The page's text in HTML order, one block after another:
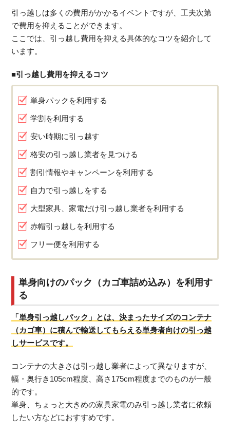
引っ越しは多くの費用がかかるイベントですが、工夫次第
で費用を抑えることができます。
ここでは、引っ越し費用を抑える具体的なコツを紹介して
います。
■引っ越し費用を抑えるコツ
単身パックを利用する
学割を利用する
安い時期に引っ越す
格安の引っ越し業者を見つける
割引情報やキャンペーンを利用する
自力で引っ越しをする
大型家具、家電だけ引っ越し業者を利用する
赤帽引っ越しを利用する
フリー便を利用する
単身向けのパック（カゴ車詰め込み）を利用す
る
「単身引っ越しパック」とは、決まったサイズのコンテナ
（カゴ車）に積んで輸送してもらえる単身者向けの引っ越
しサービスです。
コンテナの大きさは引っ越し業者によって異なりますが、
幅・奥行き105cm程度、高さ175cm程度までのものが一般
的です。
単身、ちょっと大きめの家具家電のみ引っ越し業者に依頼
したい方などにおすすめです。